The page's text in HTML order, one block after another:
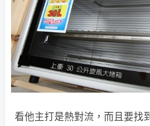
看他主打是熱對流，而且要找